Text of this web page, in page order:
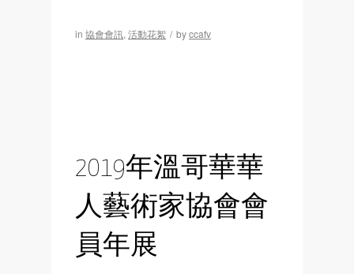
in 協會會訊, 活動花絮 / byccafv
2019年溫哥華華
人藝術家協會會
員年展